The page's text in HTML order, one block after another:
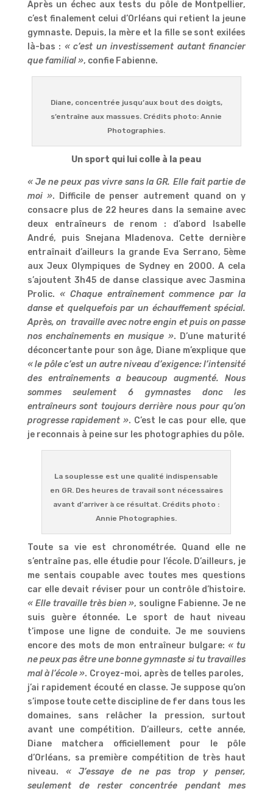
Après un échec aux tests du pôle de Montpellier,
c’est finalement celui d’Orléans qui retient la jeune
gymnaste. Depuis, la mère et la fille se sont exilées
là-bas : « c’est un investissement autant financier
que familial », confie Fabienne.
Diane, concentrée jusqu’aux bout des doigts,
s’entraîne aux massues. Crédits photo: Annie
Photographies.
Un sport qui lui colle à la peau
« Je ne peux pas vivre sans la GR. Elle fait partie de
moi ». Difficile de penser autrement quand on y
consacre plus de 22 heures dans la semaine avec
deux entraîneurs de renom : d’abord Isabelle
André, puis Snejana Mladenova. Cette dernière
entraînait d’ailleurs la grande Eva Serrano, 5ème
aux Jeux Olympiques de Sydney en 2000. A cela
s’ajoutent 3h45 de danse classique avec Jasmina
Prolic. « Chaque entraînement commence par la
danse et quelquefois par un échauffement spécial.
Après, on travaille avec notre engin et puis on passe
nos enchaînements en musique ». D’une maturité
déconcertante pour son âge, Diane m’explique que
« le pôle c’est un autre niveau d’exigence: l’intensité
des entraînements a beaucoup augmenté. Nous
sommes seulement 6 gymnastes donc les
entraîneurs sont toujours derrière nous pour qu’on
progresse rapidement ». C’est le cas pour elle, que
je reconnais à peine sur les photographies du pôle.
La souplesse est une qualité indispensable
en GR. Des heures de travail sont nécessaires
avant d’arriver à ce résultat. Crédits photo :
Annie Photographies.
Toute sa vie est chronométrée. Quand elle ne
s’entraîne pas, elle étudie pour l’école. D’ailleurs, je
me sentais coupable avec toutes mes questions
car elle devait réviser pour un contrôle d’histoire.
« Elle travaille très bien », souligne Fabienne. Je ne
suis guère étonnée. Le sport de haut niveau
t’impose une ligne de conduite. Je me souviens
encore des mots de mon entraîneur bulgare:« tu
ne peux pas être une bonne gymnaste si tu travailles
mal à l’école ». Croyez-moi, après de telles paroles,
j’ai rapidement écouté en classe. Je suppose qu’on
s’impose toute cette discipline de fer dans tous les
domaines, sans relâcher la pression, surtout
avant une compétition. D’ailleurs, cette année,
Diane matchera officiellement pour le pôle
d’Orléans, sa première compétition de très haut
niveau. « J’essaye de ne pas trop y penser,
seulement de rester concentrée pendant mes